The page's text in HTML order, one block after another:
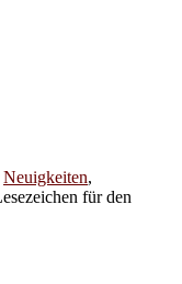
Neuigkeiten,
für den